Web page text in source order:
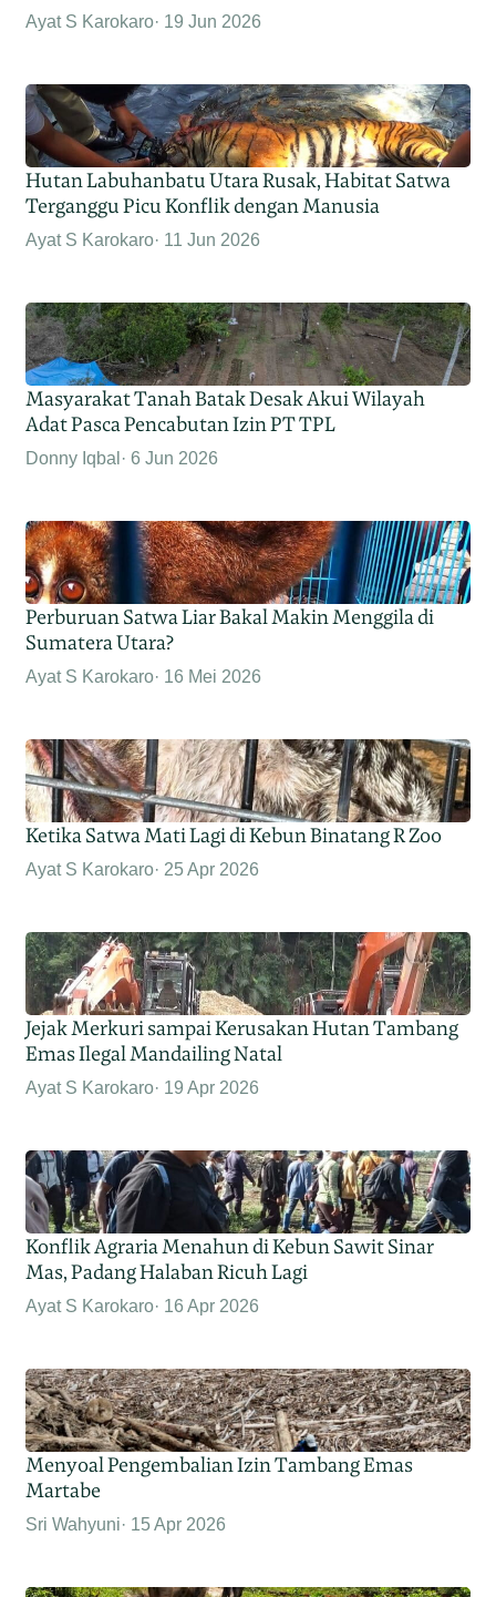
Ayat S Karokaro 19 Jun 2026
Hutan Labuhanbatu Utara Rusak, Habitat Satwa
Terganggu Picu Konflik dengan Manusia
Ayat S Karokaro 11 Jun 2026
Masyarakat Tanah Batak Desak Akui Wilayah
Adat Pasca Pencabutan Izin PT TPL
Donny Iqbal 6 Jun 2026
Perburuan Satwa Liar Bakal Makin Menggila di
Sumatera Utara?
Ayat S Karokaro 16 Mei 2026
Ketika Satwa Mati Lagi di Kebun Binatang R Zoo
Ayat S Karokaro 25 Apr 2026
Jejak Merkuri sampai Kerusakan Hutan Tambang
Emas Ilegal Mandailing Natal
Ayat S Karokaro 19 Apr 2026
Konflik Agraria Menahun di Kebun Sawit Sinar
Mas, Padang Halaban Ricuh Lagi
Ayat S Karokaro 16 Apr 2026
Menyoal Pengembalian Izin Tambang Emas
Martabe
Sri Wahyuni 15 Apr 2026